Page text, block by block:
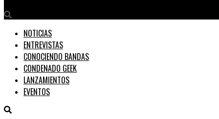
NOTICIAS
ENTREVISTAS
CONOCIENDO BANDAS
CONDENADO GEEK
LANZAMIENTOS
EVENTOS